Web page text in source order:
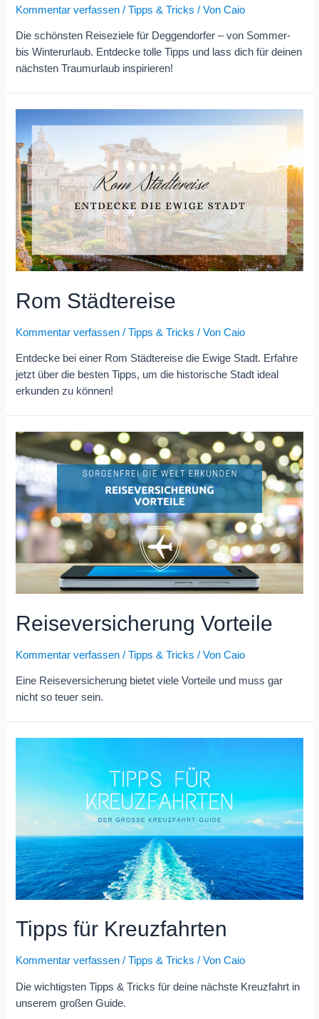
Kommentar verfassen /Tipps & Tricks / VonCaio
Die schönsten Reiseziele für Deggendorfer – von Sommer-
bis Winterurlaub. Entdecke tolle Tipps und lass dich für deinen
nächsten Traumurlaub inspirieren!
Rom Städtereise
Kommentar verfassen /Tipps & Tricks / VonCaio
Entdecke bei einer Rom Städtereise die Ewige Stadt. Erfahre
jetzt über die besten Tipps, um die historische Stadt ideal
erkunden zu können!
Reiseversicherung Vorteile
Kommentar verfassen /Tipps & Tricks / VonCaio
Eine Reiseversicherung bietet viele Vorteile und muss gar
nicht so teuer sein.
Tipps für Kreuzfahrten
Kommentar verfassen /Tipps & Tricks / VonCaio
Die wichtigsten Tipps & Tricks für deine nächste Kreuzfahrt in
unserem großen Guide.